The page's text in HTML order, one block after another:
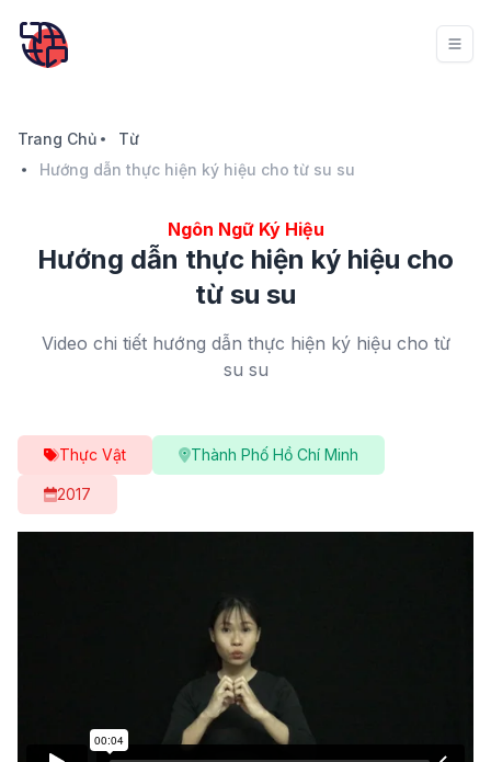
Trang Chủ
Từ
Hướng dẫn thực hiện ký hiệu cho từ su su
Ngôn Ngữ Ký Hiệu
Hướng dẫn thực hiện ký hiệu cho
từ su su
Video chi tiết hướng dẫn thực hiện ký hiệu cho từ
su su
Thực Vật Thành Phố Hồ Chí Minh
2017